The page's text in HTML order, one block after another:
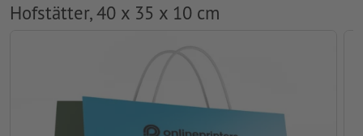
Hofstätter, 40 x 35 x 10 cm